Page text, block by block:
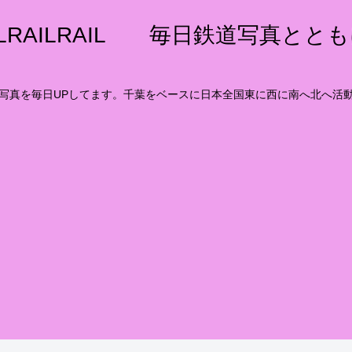
毎日鉄道写真ととも
真を毎日UPしてます。千葉をベースに日本全国東に西に南へ北へ活